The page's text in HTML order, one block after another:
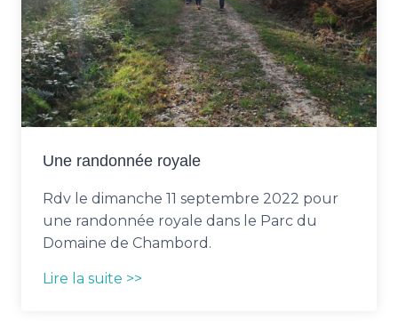
Une randonnée royale
Rdv le dimanche 11 septembre 2022 pour
une randonnée royale dans le Parc du
Domaine de Chambord.
Lire la suite >>